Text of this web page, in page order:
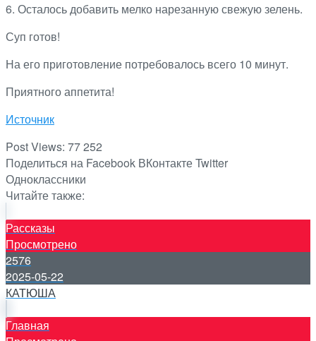
6. Осталось добавить мелко нарезанную свежую зелень.
Суп готов!
На его приготовление потребовалось всего 10 минут.
Приятного аппетита!
Источник
Post Views: 77 252
Поделиться на Facebook ВКонтактеTwitter
Одноклассники
Читайте также:
Рассказы
Просмотрено
2576
2025-05-22
КАТЮША
Главная